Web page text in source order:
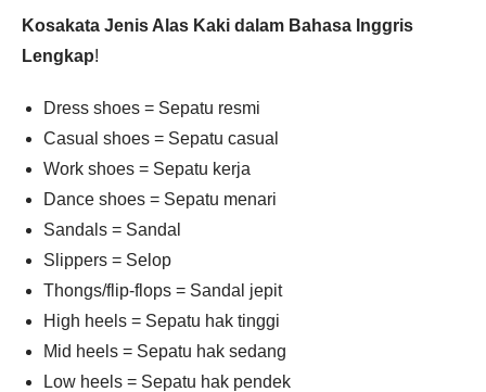
Kosakata Jenis Alas Kaki dalam Bahasa Inggris
Lengkap!
Dress shoes = Sepatu resmi
Casual shoes = Sepatu casual
Work shoes = Sepatu kerja
Dance shoes = Sepatu menari
Sandals = Sandal
Slippers = Selop
Thongs/flip-flops = Sandal jepit
High heels = Sepatu hak tinggi
Mid heels = Sepatu hak sedang
Low heels = Sepatu hak pendek